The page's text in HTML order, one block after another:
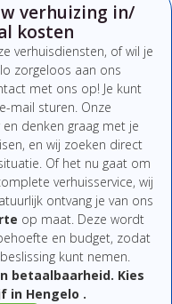
verhuizing in/
kosten
verhuisdiensten, ofwil je
zorgeloos aan ons
met ons op! Je kunt
e-mail sturen. Onze
en denken graag met je
en wij zoeken direct
Of het nu gaat om
verhuisservice, wij
ontvang je van ons
op maat. Deze wordt
en budget, zodat
beslissing kunt nemen.
betaalbaarheid. Kies
in Hengelo .